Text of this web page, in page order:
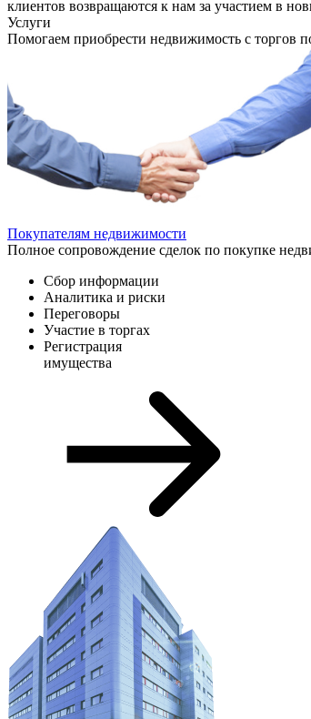
клиентов возвращаются к нам за участием в
Услуги
Помогаем приобрести недвижимость с торгов
Покупателям недвижимости
Полное сопровождение сделок по покупке
Сбор информации
Аналитика и риски
Переговоры
Участие в торгах
Регистрация
имущества